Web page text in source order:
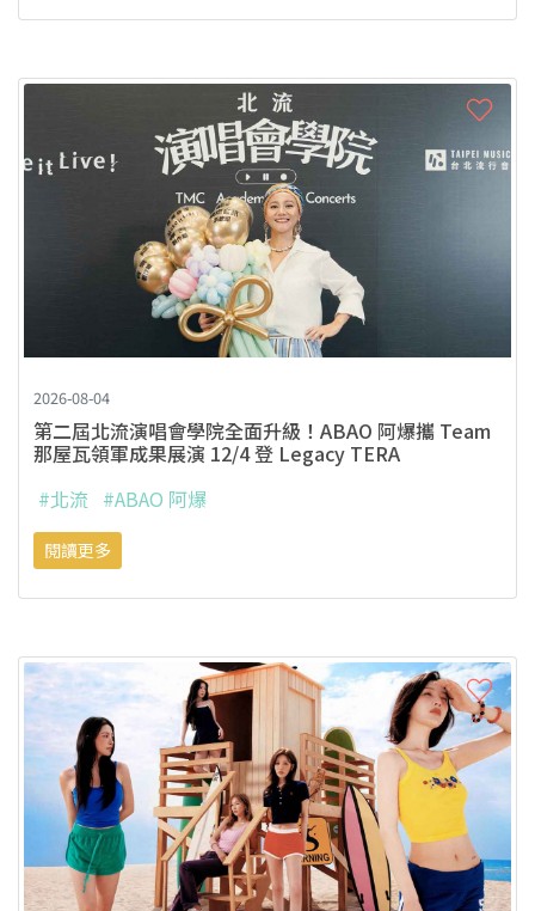
2026-08-04
第二屆北流演唱會學院全面升級！ABAO 阿爆攜 Team
那屋瓦領軍成果展演 12/4 登 Legacy TERA
#北流 #ABAO 阿爆
閱讀更多